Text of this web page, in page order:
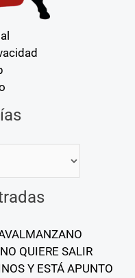
QUIERE SALIR
Y ESTÁ APUNTO